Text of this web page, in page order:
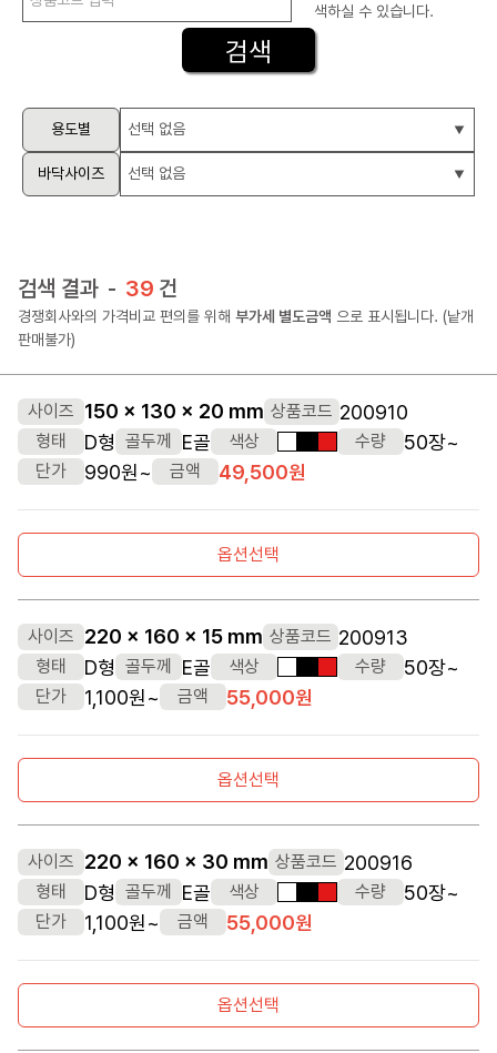
색하실 수 있습니다.
용도별
바닥사이즈
검색 결과 39
경쟁회사와의 가격비교 편의를 위해 부가세 별도금액 으로 표시됩니다. (낱개
판매불가)
사이즈 150 x 130 x 20 mm 상품코드 200910
형태 D형 골두께 E골 색상 흰색검정색빨간색수량 50장~
단가 990원~ 금액 49,500원
옵션선택
사이즈 220 x 160 x 15 mm 상품코드 200913
형태 D형 골두께 E골 색상 흰색검정색빨간색수량 50장~
단가 1,100원~ 금액 55,000원
옵션선택
사이즈 220 x 160 x 30 mm 상품코드 200916
형태 D형 골두께 E골 색상 흰색검정색빨간색수량 50장~
단가 1,100원~ 금액 55,000원
옵션선택